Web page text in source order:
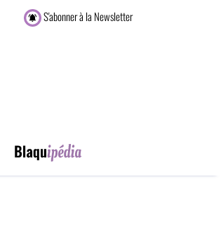
S'abonner à la Newsletter